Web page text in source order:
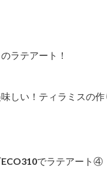
ラテアート！
しい！ティラミスの作
ECO310でラテアート④